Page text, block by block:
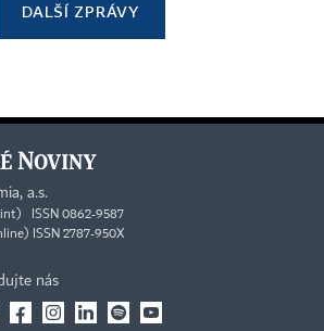
DALŠÍ ZPRÁVY
a.s.
ISSN 0862-9587
ISSN 2787-950X
nás